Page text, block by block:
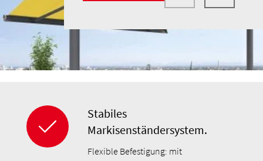
Stabiles
Markisenständersystem.
Flexible Befestigung: mit